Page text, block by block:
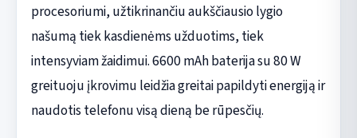
procesoriumi, užtikrinančiu aukščiausio lygio
našumą tiek kasdienėms užduotims, tiek
intensyviam žaidimui. 6600 mAh baterija su 80 W
greituoju įkrovimu leidžia greitai papildyti energiją ir
naudotis telefonu visą dieną be rūpesčių.